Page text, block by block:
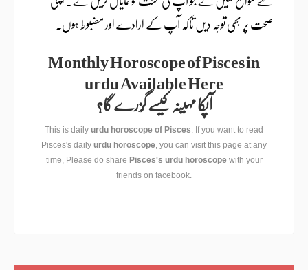
صحت پر بھی توجہ دیں تاکہ آپ کے ارادے اور مضبوط ہوں۔
Monthly Horoscope of Pisces in
urdu Available Here
آپکا مہینہ کیسے گُزرے گا؟
This is daily urdu horoscope of Pisces. If you want to read
Pisces's daily urdu horoscope, you can visit this page at any
time, Please do share Pisces's urdu horoscopewith your
friends on facebook.